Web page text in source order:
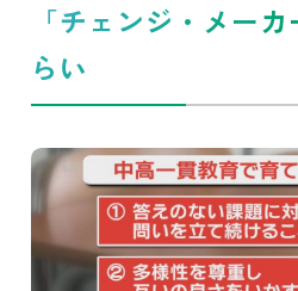
「チェンジ・メー
らい